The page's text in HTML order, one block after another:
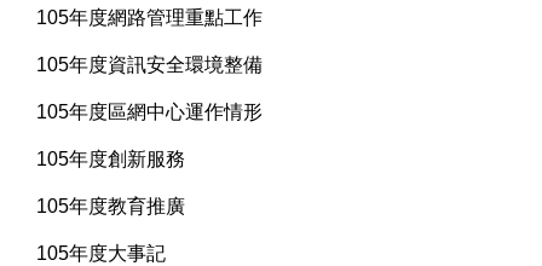
105年度網路管理重點工作
105年度資訊安全環境整備
105年度區網中心運作情形
105年度創新服務
105年度教育推廣
105年度大事記